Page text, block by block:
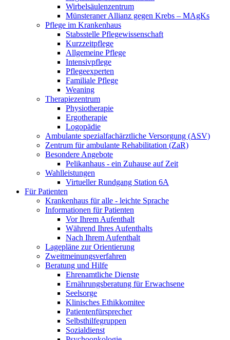
Wirbelsäulenzentrum
Münsteraner Allianz gegen Krebs – MAgKs
Pflege im Krankenhaus
Stabsstelle Pflegewissenschaft
Kurzzeitpflege
Allgemeine Pflege
Intensivpflege
Pflegeexperten
Familiale Pflege
Weaning
Therapiezentrum
Physiotherapie
Ergotherapie
Logopädie
Ambulante spezialfachärztliche Versorgung (ASV)
Zentrum für ambulante Rehabilitation (ZaR)
Besondere Angebote
Pelikanhaus - ein Zuhause auf Zeit
Wahlleistungen
Virtueller Rundgang Station 6A
Für Patienten
Krankenhaus für alle - leichte Sprache
Informationen für Patienten
Vor Ihrem Aufenthalt
Während Ihres Aufenthalts
Nach Ihrem Aufenthalt
Lagepläne zur Orientierung
Zweitmeinungsverfahren
Beratung und Hilfe
Ehrenamtliche Dienste
Ernährungsberatung für Erwachsene
Seelsorge
Klinisches Ethikkomitee
Patientenfürsprecher
Selbsthilfegruppen
Sozialdienst